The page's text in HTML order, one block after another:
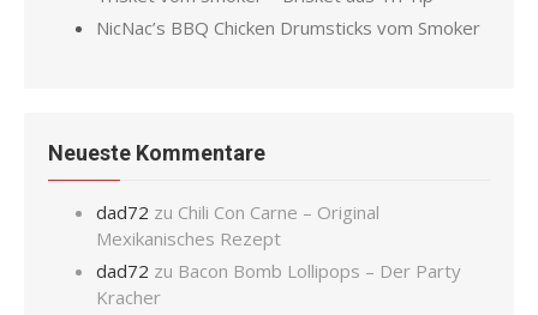
NicNac’s BBQ Chicken Drumsticks vom Smoker
Neueste Kommentare
dad72 zu Chili Con Carne – Original
Mexikanisches Rezept
dad72 zu Bacon Bomb Lollipops – Der Party
Kracher